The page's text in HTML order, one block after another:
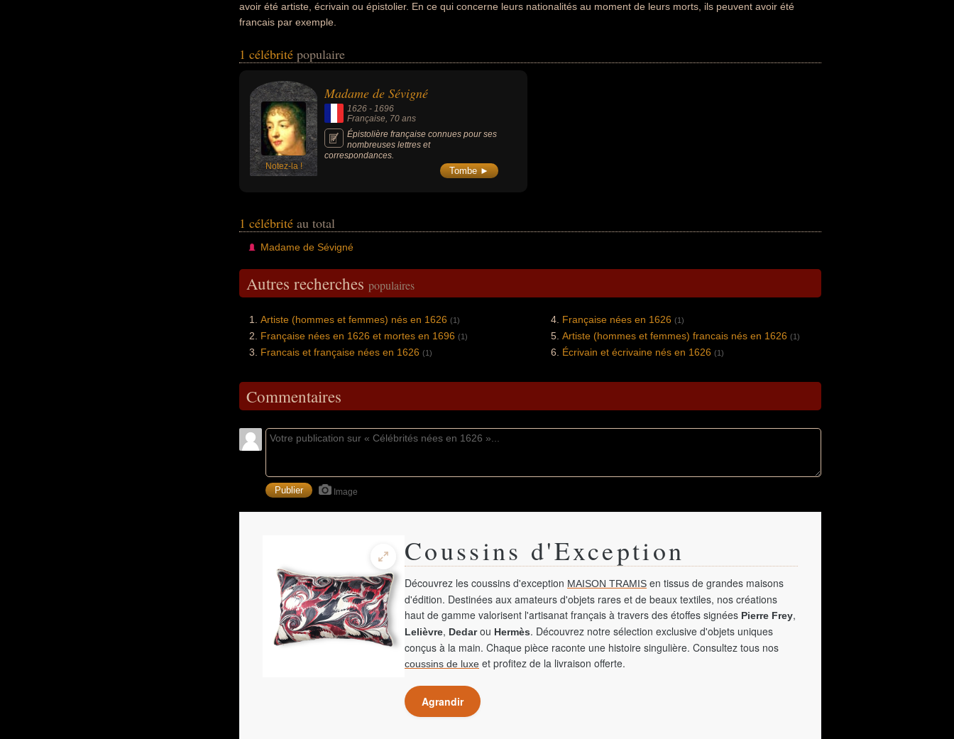
avoir été artiste, écrivain ou épistolier. En ce qui concerne leurs nationalités au moment de leurs morts, ils peuvent avoir été
francais par exemple.
1 célébrité populaire
Notez-la !
Madame de Sévigné
1626 - 1696
Française, 70 ans
Épistolière française connues pour ses
nombreuses lettres et
correspondances.
Tombe ►
1 célébrité au total
Madame de Sévigné
Autres recherches populaires
Artiste (hommes et femmes) nés en 1626 (1)
Française nées en 1626 et mortes en 1696 (1)
Francais et française nées en 1626 (1)
Française nées en 1626 (1)
Artiste (hommes et femmes) francais nés en 1626 (1)
Écrivain et écrivaine nés en 1626 (1)
Commentaires
Image
Coussins d'Exception
Découvrez les coussins d'exception MAISON TRAMIS en tissus de grandes maisons
d'édition. Destinées aux amateurs d'objets rares et de beaux textiles, nos créations
haut de gamme valorisent l'artisanat français à travers des étoffes signées Pierre Frey,
Lelièvre, Dedarou Hermès. Découvrez notre sélection exclusive d'objets uniques
conçus à la main. Chaque pièce raconte une histoire singulière. Consultez tous nos
coussins de luxe et profitez de la livraison offerte.
Agrandir